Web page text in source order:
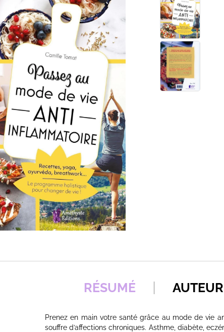
RÉSUMÉ AUTEUR
Prenez en main votre santé grâce au mode de vie
souffre d’affections chroniques. Asthme, diabète,